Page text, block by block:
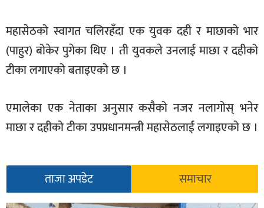
शिक्षा
विचार
महासेठको स्वागत चलिरहँदा एक युवक दही र माछाको भार
(पाहुर) बोकेर पुगेका थिए । ती युवकले उनलाई माछा र दहीको
टीका लगाएको बताइएको छ ।
एमालेका एक नेताका अनुसार कसैको नजर नलागोस् भनेर
माछा र दहीको टीका उपप्रधानमन्त्री महासेठलाई लगाइएको छ ।
ताजा अपडेट समाचार